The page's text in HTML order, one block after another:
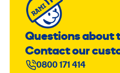
Questions about
Contact our
0800 171 414